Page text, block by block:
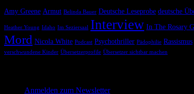
Amy Greene Armut Belinda Bauer Deutsche Leseprobe deutsche
Heather Young Idaho Im Seziersaal Interview In The Rosary
Mord Nicola White Podcast Psychothriller Pädophilie Rassismus
verschwundene Kinder Übersetzerprofile Übersetzer sichtbar machen
Anmelden zum Newsletter